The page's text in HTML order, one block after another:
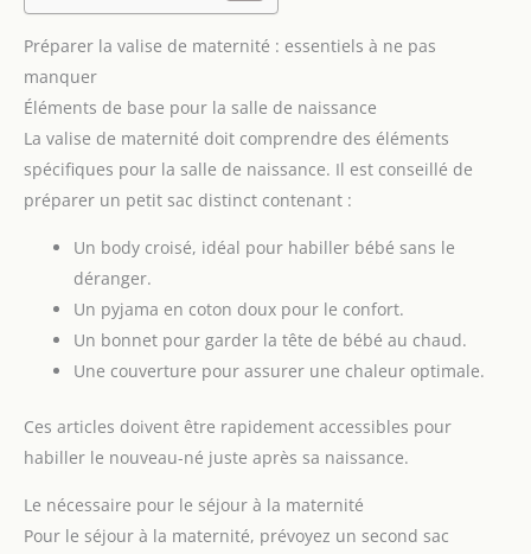
Préparer la valise de maternité : essentiels à ne pas
manquer
Éléments de base pour la salle de naissance
La valise de maternité doit comprendre des éléments
spécifiques pour la salle de naissance. Il est conseillé de
préparer un petit sac distinct contenant :
Un body croisé, idéal pour habiller bébé sans le
déranger.
Un pyjama en coton doux pour le confort.
Un bonnet pour garder la tête de bébé au chaud.
Une couverture pour assurer une chaleur optimale.
Ces articles doivent être rapidement accessibles pour
habiller le nouveau-né juste après sa naissance.
Le nécessaire pour le séjour à la maternité
Pour le séjour à la maternité, prévoyez un second sac